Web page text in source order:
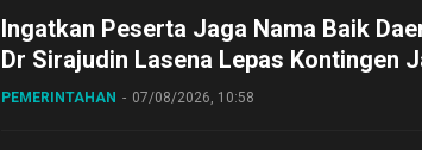
Ingatkan Peserta Jaga Nama Baik
Dr Sirajudin Lasena Lepas Kontingen
ke XII di Buperta Cibubur
PEMERINTAHAN 07/08/2026, 10:58